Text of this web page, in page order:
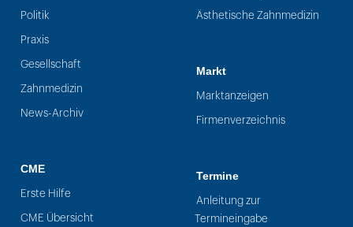
Politik
Praxis
Gesellschaft
Zahnmedizin
News-Archiv
CME
Erste Hilfe
CME Übersicht
Ästhetische Zahnmedizin
Markt
Marktanzeigen
Firmenverzeichnis
Termine
Anleitung zur
Termineingabe